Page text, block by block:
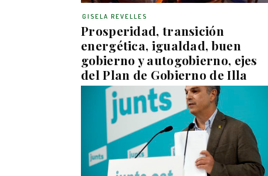
Prosperidad, transición
energética, igualdad, buen
gobierno y autogobierno, ejes
del Plan de Gobierno de Illa
GISELA REVELLES